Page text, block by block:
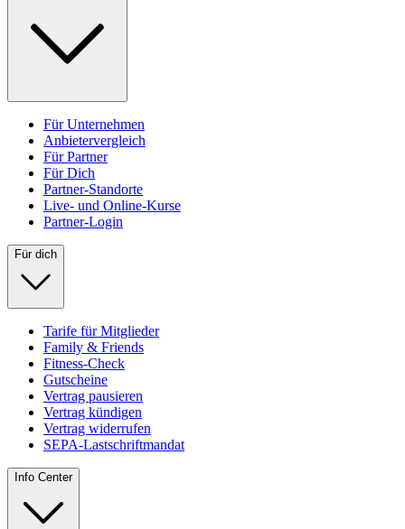
Für Unternehmen
Anbietervergleich
Für Partner
Für Dich
Partner-Standorte
Live- und Online-Kurse
Partner-Login
Für dich
Tarife für Mitglieder
Family & Friends
Fitness-Check
Gutscheine
Vertrag pausieren
Vertrag kündigen
Vertrag widerrufen
SEPA-Lastschriftmandat
Info Center